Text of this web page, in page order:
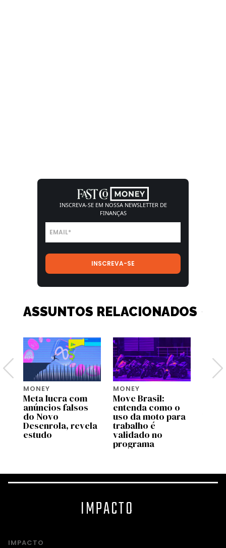
INSCREVA-SE EM NOSSA NEWSLETTER DE
FINANÇAS
ASSUNTOS RELACIONADOS
MONEY
Meta lucra com
anúncios falsos
do Novo
Desenrola, revela
estudo
MONEY
Move Brasil:
entenda como o
uso da moto para
trabalho é
validado no
programa
IMPACTO
IMPACTO